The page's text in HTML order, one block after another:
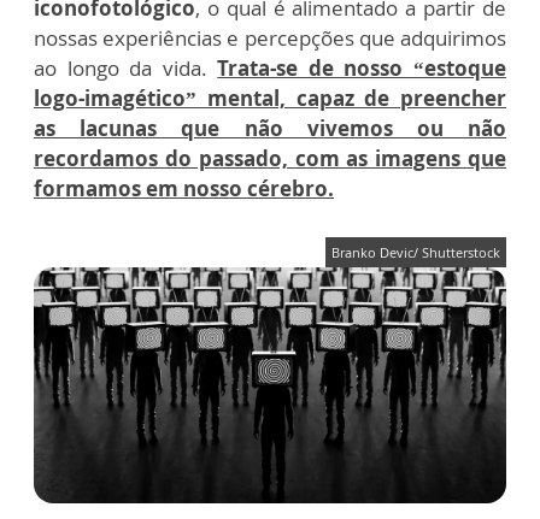
iconofotológico, o qual é alimentado a partir de
nossas experiências e percepções que adquirimos
ao longo da vida.Trata-se de nosso “estoque
logo-imagético” mental, capaz de preencher
as lacunas que não vivemos ou não
recordamos do passado, com as imagens que
formamos em nosso cérebro.
Branko Devic/ Shutterstock